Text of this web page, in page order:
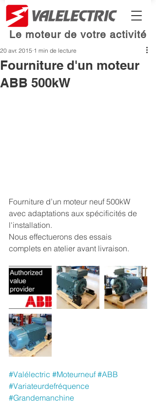
Le moteur de votre activité
Fourniture d'un moteur
ABB 500kW
20 avr. 2015 1 min de lecture
Fourniture d’un moteur neuf 500kW
avec adaptations aux spécificités de
l'installation.
Nous effectuerons des essais
complets en atelier avant livraison.
#Valélectric #Moteurneuf #ABB
#Variateurdefréquence
#Grandemanchine